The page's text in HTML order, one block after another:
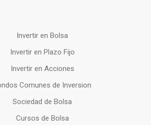
Invertir en Bolsa
Invertir en Plazo Fijo
Invertir en Acciones
Comunes de Inversion
Sociedad de Bolsa
Cursos de Bolsa